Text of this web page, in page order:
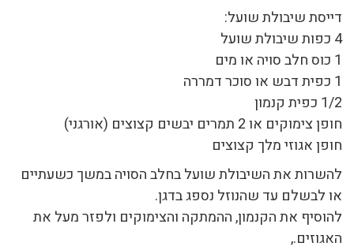
דייסת שיבולת שועל:
4 כפות שיבולת שועל
1 כוס חלב סויה או מים
1 כפית דבש או סוכר דמררה
1/2 כפית קנמון
חופן צימוקים או 2 תמרים יבשים קצוצים (אורגני)
חופן אגוזי מלך קצוצים
להשרות את השיבולת שועל בחלב הסויה במשך כשעתיים
או לבשלם עד שהנוזל נספג בדגן.
להוסיף את הקנמון, ההמתקה והצימוקים ולפזר מעל את
האגוזים.,